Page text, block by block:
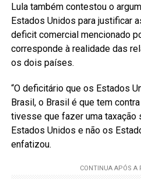
Lula também contestou o
Estados Unidos para justificar
deficit comercial mencionado
corresponde à realidade das
os dois países.
“O deficitário que os Estados
Brasil, o Brasil é que tem
tivesse que fazer uma taxação
Estados Unidos e não os
enfatizou.